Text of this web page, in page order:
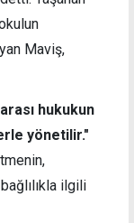
Maviş,
hukukun
yönetilir."
ilgili